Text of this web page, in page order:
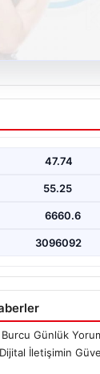
İle Dijital
Deneyimi
bir önem47.74
55.25
6660.6
3096092
Günlük
İletişimin